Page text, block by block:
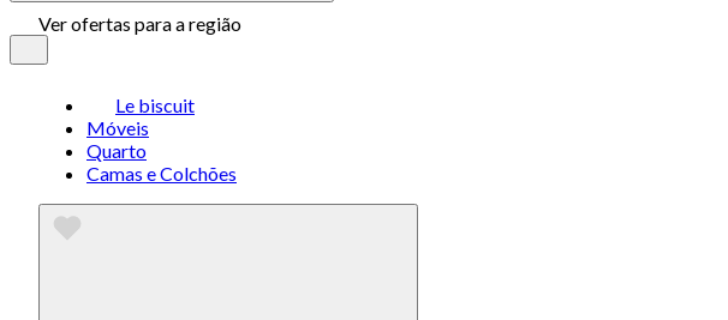
Ver ofertas para a região
Le biscuit
Móveis
Quarto
Camas e Colchões